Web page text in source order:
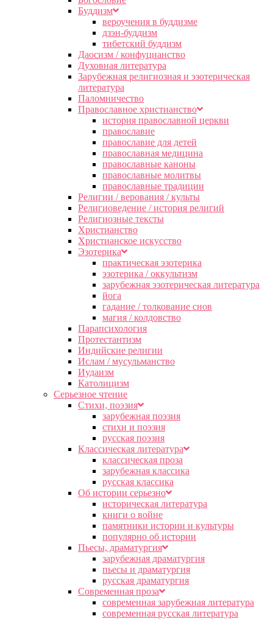
Буддизм
вероучения в буддизме
дзэн-буддизм
тибетский буддизм
Даосизм / конфуцианство
Духовная литература
Зарубежная религиозная и эзотерическая
литература
Паломничество
Православное христианство
история православной церкви
православие
православие для детей
православная медицина
православные каноны
православные молитвы
православные традиции
Религии / верования / культы
Религиоведение / история религий
Религиозные тексты
Христианство
Христианское искусство
Эзотерика
практическая эзотерика
эзотерика / оккультизм
зарубежная эзотерическая литература
йога
гадание / толкование снов
магия / колдовство
Парапсихология
Протестантизм
Индийские религии
Ислам / мусульманство
Иудаизм
Католицизм
Серьезное чтение
Cтихи, поэзия
зарубежная поэзия
стихи и поэзия
русская поэзия
Классическая литература
классическая проза
зарубежная классика
русская классика
Об истории серьезно
историческая литература
книги о войне
памятники истории и культуры
популярно об истории
Пьесы, драматургия
зарубежная драматургия
пьесы и драматургия
русская драматургия
Современная проза
современная зарубежная литература
современная русская литература